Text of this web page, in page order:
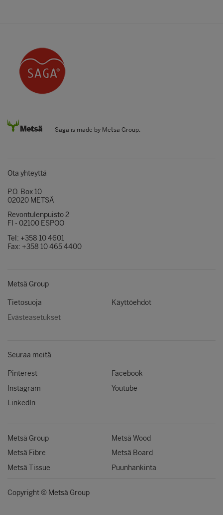
Saga is made by Metsä Group.
Ota yhteyttä
P.O. Box 10
02020 METSÄ
Revontulenpuisto 2
FI - 02100 ESPOO
Tel: +358 10 4601
Fax: +358 10 465 4400
Metsä Group
Tietosuoja
Käyttöehdot
Evästeasetukset
Seuraa meitä
Pinterest
Facebook
Instagram
Youtube
LinkedIn
Metsä Group
Metsä Wood
Metsä Fibre
Metsä Board
Metsä Tissue
Puunhankinta
Copyright © Metsä Group